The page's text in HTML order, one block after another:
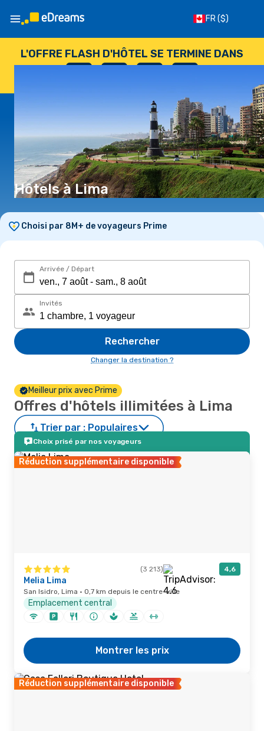
FR($)
L'OFFRE FLASH D'HÔTEL SE TERMINE DANS
Hôtels à Lima
Choisi par 8M+ de voyageurs Prime
Arrivée / Départ
Invités
Rechercher
Changer la destination ?
Meilleur prix avec Prime
Offres d'hôtels illimitées à Lima
Trier par : Populaires
Choix prisé par nos voyageurs
Réduction supplémentaire disponible
(3 213) 4,6
Melia Lima
San Isidro, Lima · 0,7 km depuis le centre-ville
Emplacement central
Montrer les prix
Réduction supplémentaire disponible